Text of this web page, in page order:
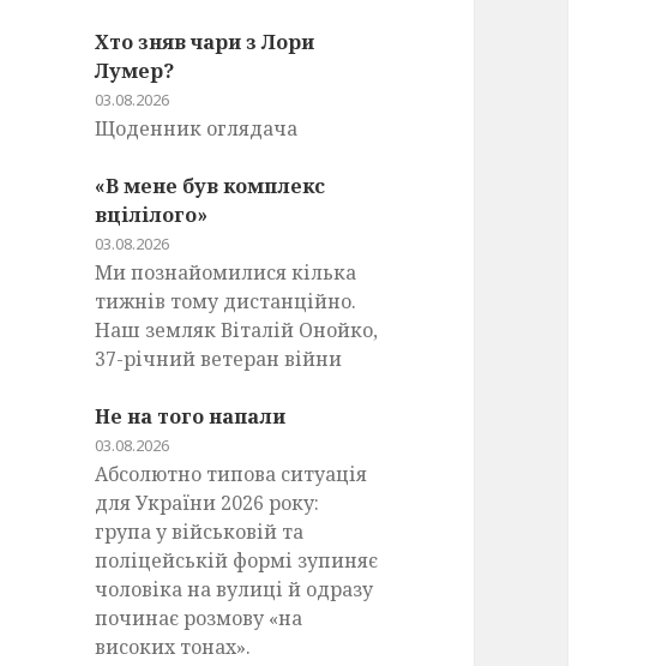
Хто зняв чари з Лори
Лумер?
03.08.2026
Щоденник оглядача
«В мене був комплекс
вцілілого»
03.08.2026
Ми познайомилися кілька
тижнів тому дистанційно.
Наш земляк Віталій Онойко,
37-річний ветеран війни
Не на того напали
03.08.2026
Абсолютно типова ситуація
для України 2026 року:
група у військовій та
поліцейській формі зупиняє
чоловіка на вулиці й одразу
починає розмову «на
високих тонах».